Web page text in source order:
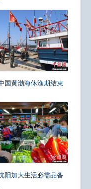
国黄渤海休渔期结束
阳加大生活必需品备